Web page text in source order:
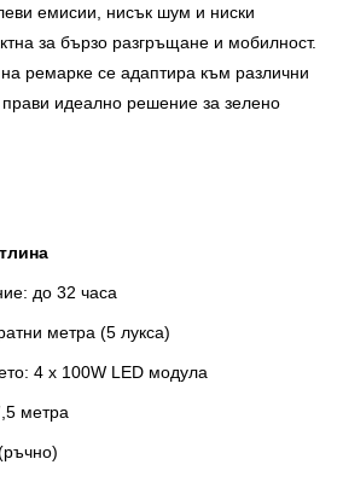
емисии, нисък шум и ниски
за бързо разгръщане и мобилност.
ремарке се адаптира към различни
прави идеално решение за зелено
до 32 часа
метра (5 лукса)
4 x 100W LED модула
метра